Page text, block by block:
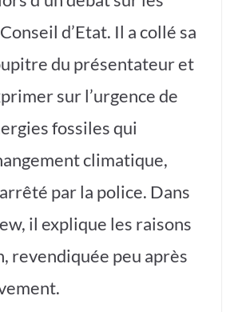
d’Etat. Il a collé sa
du présentateur et
sur l’urgence de
fossiles qui
climatique,
par la police. Dans
il explique les raisons
revendiquée peu après